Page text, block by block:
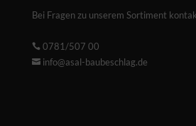
Bei Fragen zu unserem Sortiment
 0781/507 00
info@asal-baubeschlag.de